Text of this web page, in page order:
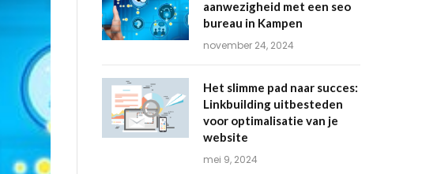
aanwezigheid met een seo
bureau in Kampen
november 24, 2024
Het slimme pad naar succes:
Linkbuilding uitbesteden
voor optimalisatie van je
website
mei 9, 2024